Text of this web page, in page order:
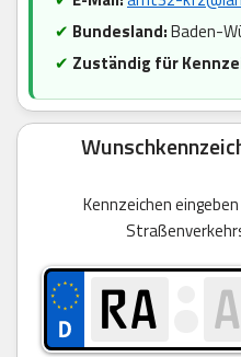
✔ Bundesland:Baden-
✔ Zuständig für
Kennzeichen